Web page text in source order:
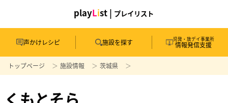
playList | プレイリスト
声かけレシピ 施設を探す 児発・放デイ事業所
情報発信支援
トップページ 施設情報 茨城県
くもとそら